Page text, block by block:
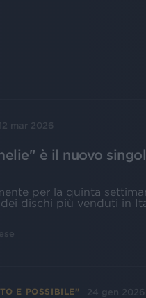
12 mar 2026
è il nuovo
per la quinta
dei dischi più venduti in
È POSSIBILE” 24 gen 2026